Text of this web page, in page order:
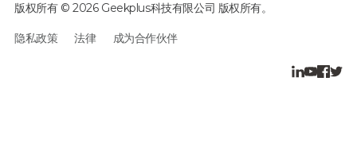
版权所有 © 2026 Geekplus科技有限公司 版权所有。
隐私政策 法律 成为合作伙伴